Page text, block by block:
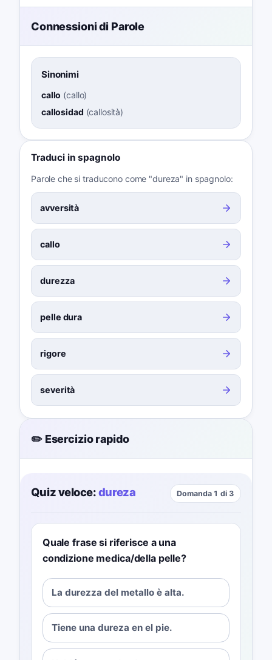
Connessioni di Parole
Sinonimi
callo (callo)
callosidad (callosità)
Traduci in spagnolo
Parole che si traducono come "dureza" in spagnolo:
avversità
callo
durezza
pelle dura
rigore
severità
✏️ Esercizio rapido
Quiz veloce:dureza Domanda 1 di 3
Quale frase si riferisce a una
condizione medica/della pelle?
La durezza del metallo è alta.
Tiene una dureza en el pie.